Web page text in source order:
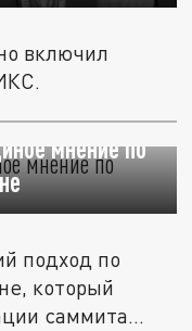
включил
мнение по
подход по
который
саммита...